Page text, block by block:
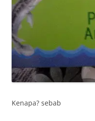
Kenapa? sebab